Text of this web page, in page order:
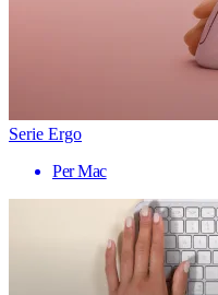
Serie Ergo
Per Mac